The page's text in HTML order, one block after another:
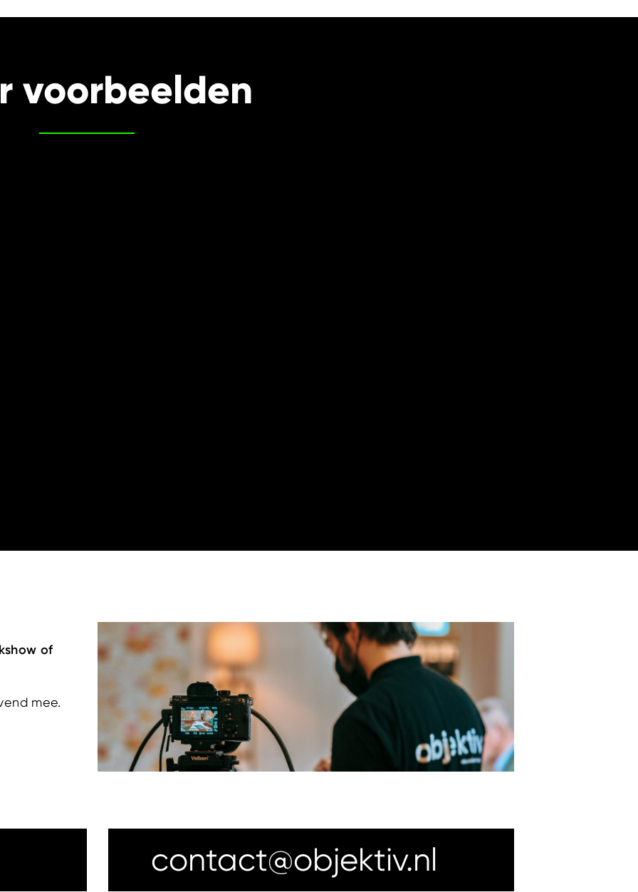
voorbeelden
of
mee.
contact@objektiv.nl